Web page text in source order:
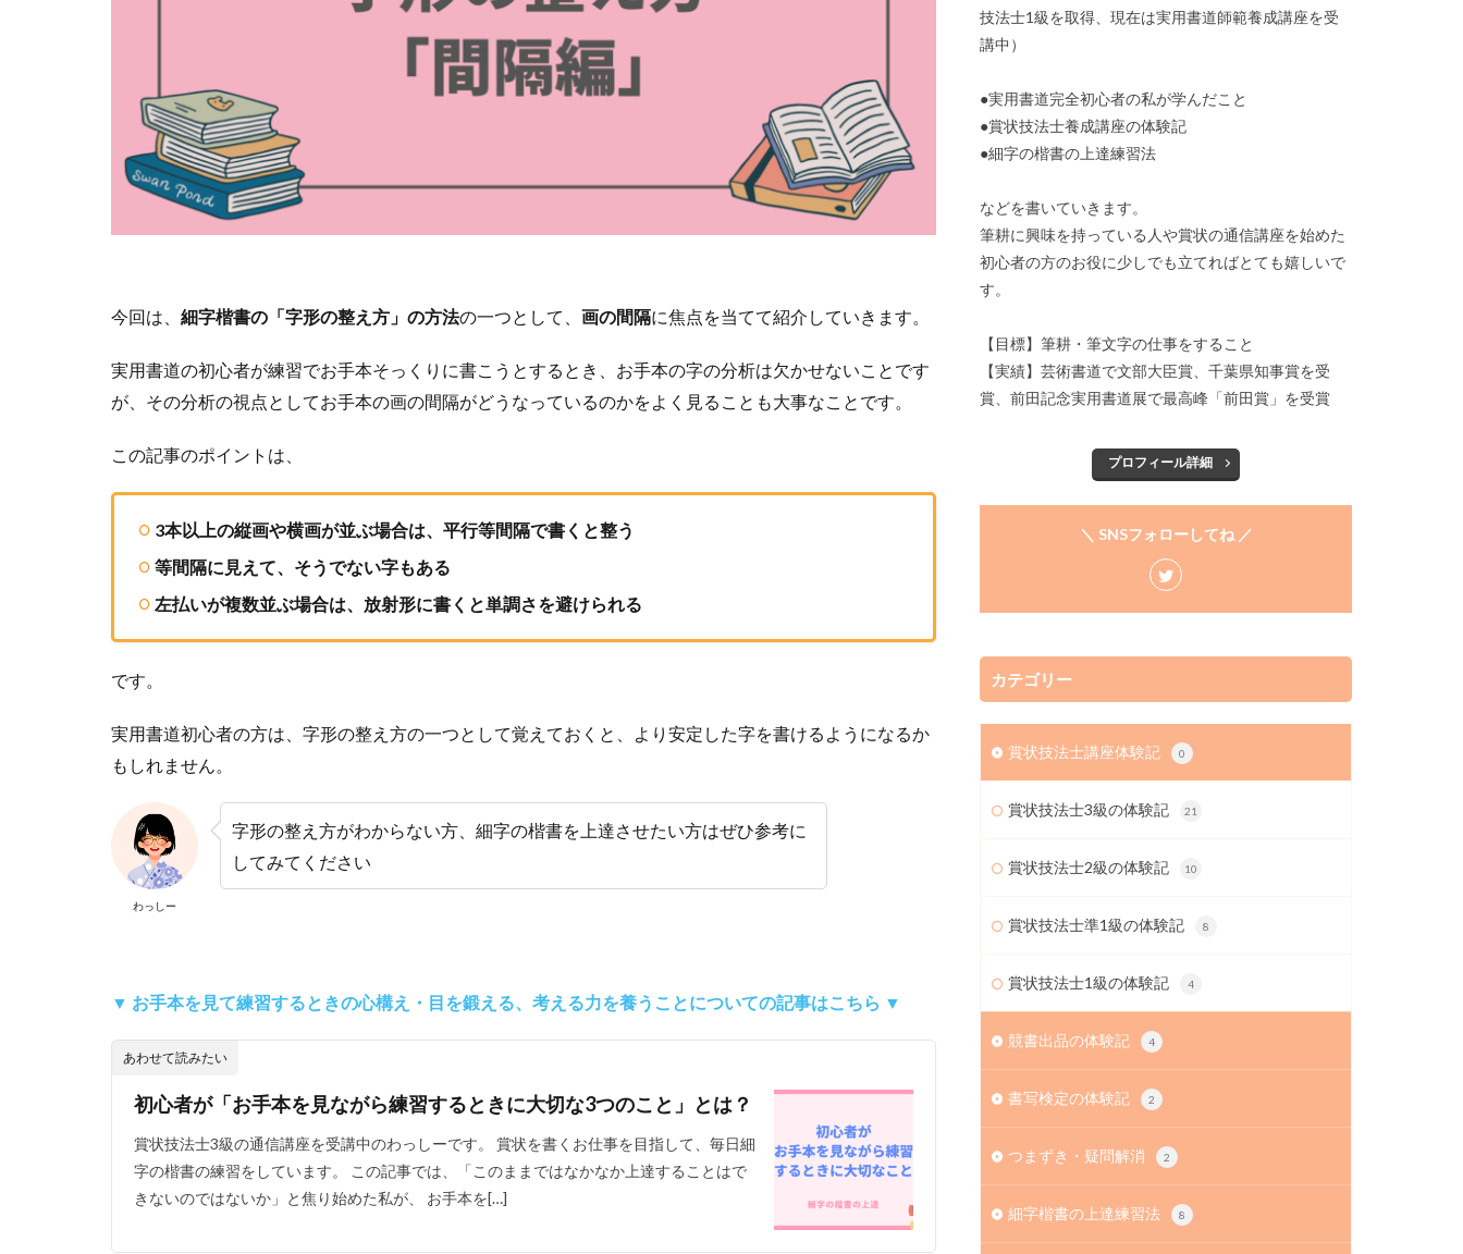
今回は、 細字楷書の「字形の整え方」の方法の一つとして、 画の間隔に焦点を当てて紹介していきます。
実用書道の初心者が練習でお手本そっくりに書こうとするとき、お手本の字の分析は欠かせないことです
が、その分析の視点としてお手本の画の間隔がどうなっているのかをよく見ることも大事なことです。
この記事のポイントは、
3本以上の縦画や横画が並ぶ場合は、平行等間隔で書くと整う
等間隔に見えて、そうでない字もある
左払いが複数並ぶ場合は、放射形に書くと単調さを避けられる
です。
実用書道初心者の方は、字形の整え方の一つとして覚えておくと、より安定した字を書けるようになるか
もしれません。
わっしー
字形の整え方がわからない方、細字の楷書を上達させたい方はぜひ参考に
してみてください
▼ お手本を見て練習するときの心構え・目を鍛える、考える力を養うことについての記事はこちら ▼
あわせて読みたい
初心者が「お手本を見ながら練習するときに大切な3つのこと」とは？
賞状技法士3級の通信講座を受講中のわっしーです。 賞状を書くお仕事を目指して、毎日細
字の楷書の練習をしています。 この記事では、「このままではなかなか上達することはで
きないのではないか」と焦り始めた私が、 お手本を[…]
技法士1級を取得、現在は実用書道師範養成講座を受
講中）
●実用書道完全初心者の私が学んだこと
●賞状技法士養成講座の体験記
●細字の楷書の上達練習法
などを書いていきます。
筆耕に興味を持っている人や賞状の通信講座を始めた
初心者の方のお役に少しでも立てればとても嬉しいで
す。
【目標】筆耕・筆文字の仕事をすること
【実績】芸術書道で文部大臣賞、千葉県知事賞を受
賞、前田記念実用書道展で最高峰「前田賞」を受賞
プロフィール詳細
＼ SNSフォローしてね ／
カテゴリー
賞状技法士講座体験記 0
賞状技法士3級の体験記 21
賞状技法士2級の体験記 10
賞状技法士準1級の体験記 8
賞状技法士1級の体験記 4
競書出品の体験記 4
書写検定の体験記 2
つまずき・疑問解消 2
細字楷書の上達練習法 8